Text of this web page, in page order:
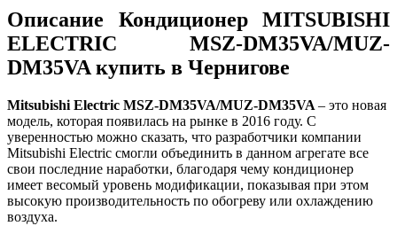
Описание Кондиционер MITSUBISHI
ELECTRIC MSZ-DM35VA/MUZ-
DM35VA купить в Чернигове
Mitsubishi Electric MSZ-DM35VA/MUZ-DM35VA – это новая
модель, которая появилась на рынке в 2016 году. С
уверенностью можно сказать, что разработчики компании
Mitsubishi Electric смогли объединить в данном агрегате все
свои последние наработки, благодаря чему кондиционер
имеет весомый уровень модификации, показывая при этом
высокую производительность по обогреву или охлаждению
воздуха.